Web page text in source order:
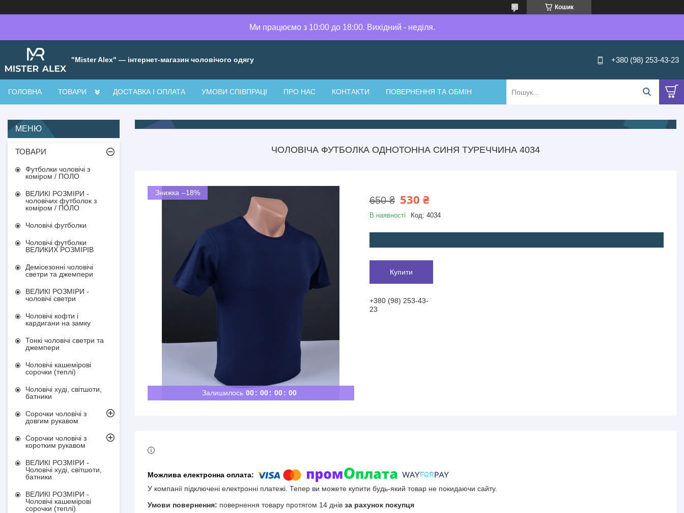
Кошик
Ми працюємо з 10:00 до 18:00. Вихідний - неділя.
"Mister Alex" — інтернет-магазин чоловічого одягу +380 (98) 253-43-23
ГОЛОВНА ТОВАРИ ДОСТАВКА І ОПЛАТА УМОВИ СПІВПРАЦІ ПРО НАС КОНТАКТИ ПОВЕРНЕННЯ ТА ОБМІН
ЧОЛОВІЧА ФУТБОЛКА ОДНОТОННА СИНЯ ТУРЕЧЧИНА 4034
Залишилось 00 00 00 00
–18%
650 ₴ 530 ₴
В наявності Код: 4034
Купити
+380 (98) 253-43-
23
У компанії підключені електронні платежі. Тепер ви можете купити будь-який товар не покидаючи сайту.
повернення товару протягом 14 днів за рахунок покупця
ТОВАРИ
Футболки чоловічі з
коміром / ПОЛО
ВЕЛИКІ РОЗМІРИ -
чоловічих футболок з
коміром / ПОЛО
Чоловічі футболки
Чоловічі футболки
ВЕЛИКИХ РОЗМІРІВ
Демісезонні чоловічі
светри та джемпери
ВЕЛИКІ РОЗМІРИ -
чоловічі светри
Чоловічі кофти і
кардигани на замку
Тонкі чоловічі светри та
джемпери
Чоловічі кашемірові
сорочки (теплі)
Чоловічі худі, світшоти,
батники
Сорочки чоловічі з
довгим рукавом
Сорочки чоловічі з
коротким рукавом
ВЕЛИКІ РОЗМІРИ -
Чоловічі худі, світшоти,
батники
ВЕЛИКІ РОЗМІРИ -
Чоловічі кашемірові
сорочки (теплі)